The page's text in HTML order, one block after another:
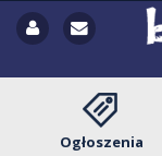
Ogłoszenia